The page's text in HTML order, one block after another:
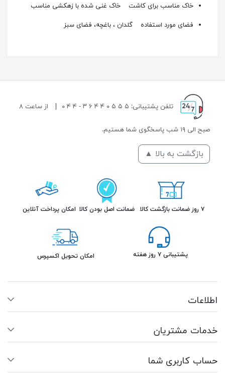
خاک مناسب برای کاشت خاک غنی شده با زهکشی مناسب
فضای مورد استفاده گلدان ، باغچه، فضای سبز
تلفن پشتیبانی: ۵ ۵ ۵ ۰ ۴ ۴ ۶ ۳ - ۴ ۴ ۰ از ساعت ۸
صبح الی ۱۹ شب پاسخگوی شما هستیم.
بازگشت به بالا ▲
۷ روز ضمانت بازگشت کالا ضمانت اصل بودن کالا امکان پرداخت آنلاین
پشتیبانی ۷ روز هفته امکان تحویل اکسپرس
اطلاعات
خدمات مشتریان
حساب کاربری شما